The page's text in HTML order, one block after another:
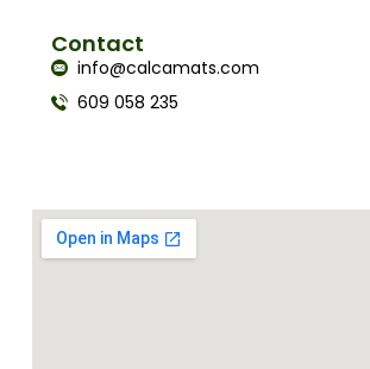
Contact
info@calcamats.com
609 058 235